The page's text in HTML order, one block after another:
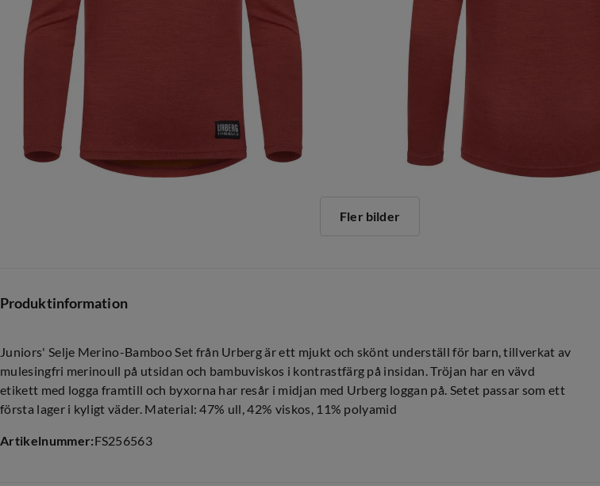
Fler bilder
Produktinformation
Juniors' Selje Merino-Bamboo Set från Urberg är ett mjukt och skönt underställ för barn, tillverkat av
mulesingfri merinoull på utsidan och bambuviskos i kontrastfärg på insidan. Tröjan har en vävd
etikett med logga framtill och byxorna har resår i midjan med Urberg loggan på. Setet passar som ett
första lager i kyligt väder. Material: 47% ull, 42% viskos, 11% polyamid
Artikelnummer:FS256563